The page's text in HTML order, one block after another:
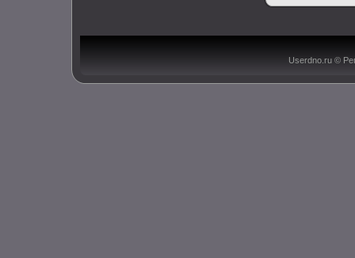
Userdno.ru ©